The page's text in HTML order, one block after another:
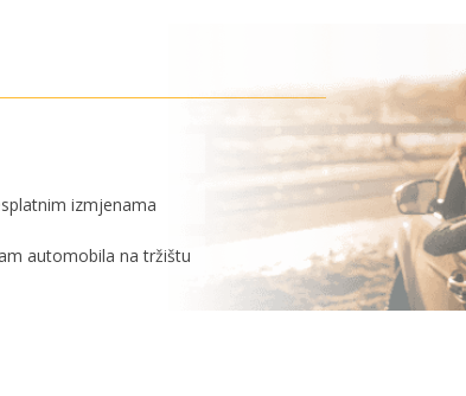
izmjenama
automobila na tržištu